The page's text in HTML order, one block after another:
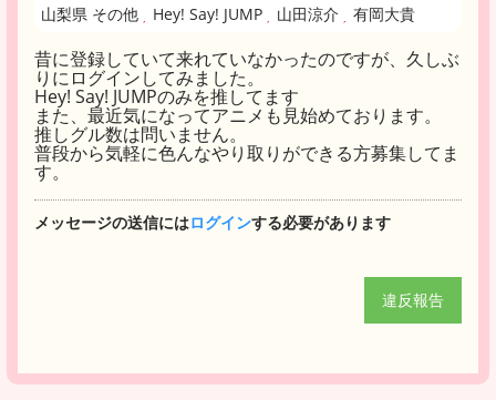
山梨県 その他
Hey! Say! JUMP 山田涼介 有岡大貴
昔に登録していて来れていなかったのですが、久しぶ
りにログインしてみました。
Hey! Say! JUMPのみを推してます
また、最近気になってアニメも見始めております。
推しグル数は問いません。
普段から気軽に色んなやり取りができる方募集してま
す。
メッセージの送信にはログインする必要があります
違反報告